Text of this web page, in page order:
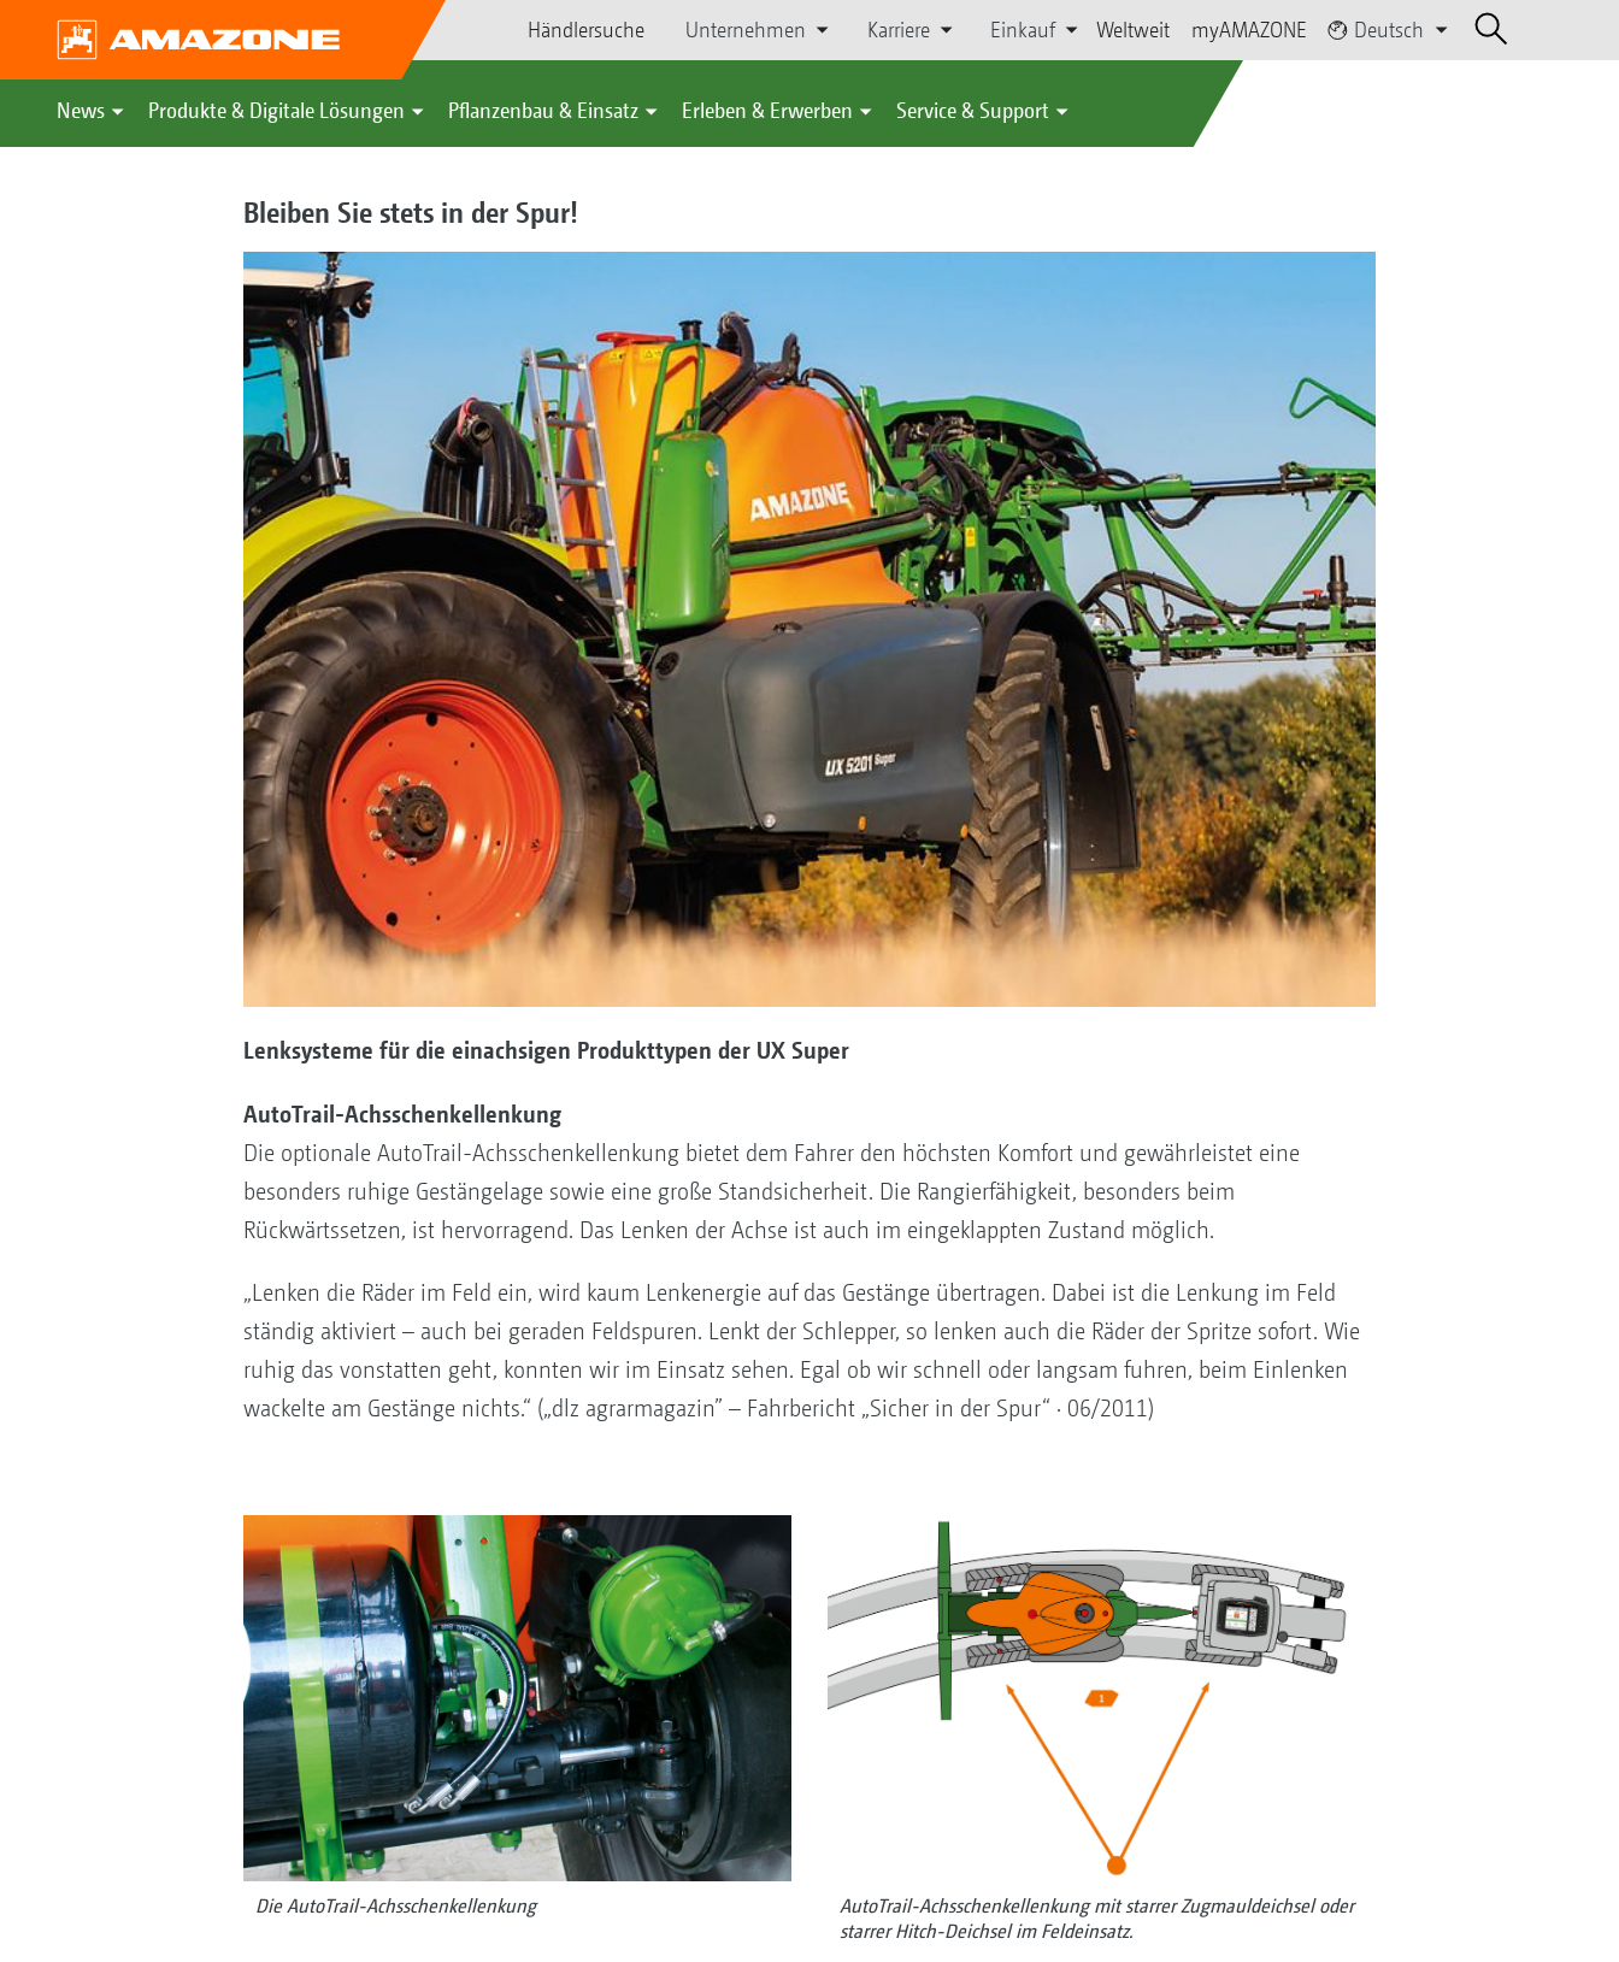
Händlersuche Unternehmen Karriere Einkauf Weltweit myAMAZONE Deutsch
News Produkte & Digitale Lösungen Pflanzenbau & Einsatz Erleben & Erwerben Service & Support
Bleiben Sie stets in der Spur!
Lenksysteme für die einachsigen Produkttypen der UX Super
AutoTrail-Achsschenkellenkung
Die optionale AutoTrail-Achsschenkellenkung bietet dem Fahrer den höchsten Komfort und gewährleistet eine
besonders ruhige Gestängelage sowie eine große Standsicherheit. Die Rangierfähigkeit, besonders beim
Rückwärtssetzen, ist hervorragend. Das Lenken der Achse ist auch im eingeklappten Zustand möglich.
„Lenken die Räder im Feld ein, wird kaum Lenkenergie auf das Gestänge übertragen. Dabei ist die Lenkung im Feld
ständig aktiviert – auch bei geraden Feldspuren. Lenkt der Schlepper, so lenken auch die Räder der Spritze sofort. Wie
ruhig das vonstatten geht, konnten wir im Einsatz sehen. Egal ob wir schnell oder langsam fuhren, beim Einlenken
wackelte am Gestänge nichts.“ („dlz agrarmagazin” – Fahrbericht „Sicher in der Spur“ · 06/2011)
Die AutoTrail-Achsschenkellenkung
AutoTrail-Achsschenkellenkung mit starrer Zugmauldeichsel oder
starrer Hitch-Deichsel im Feldeinsatz.